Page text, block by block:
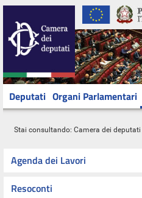
Deputati Organi Parlamentari
Stai consultando: Camera dei deputati
Agenda dei Lavori
Resoconti